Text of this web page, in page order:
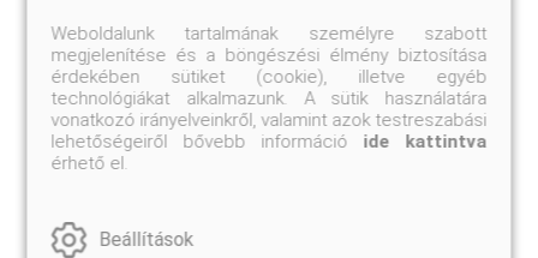
Weboldalunk tartalmának személyre szabott
megjelenítése és a böngészési élmény biztosítása
érdekében sütiket (cookie), illetve egyéb
technológiákat alkalmazunk. A sütik használatára
vonatkozó irányelveinkről, valamint azok testreszabási
lehetőségeiről bővebb információ ide kattintva
érhető el.
Beállítások